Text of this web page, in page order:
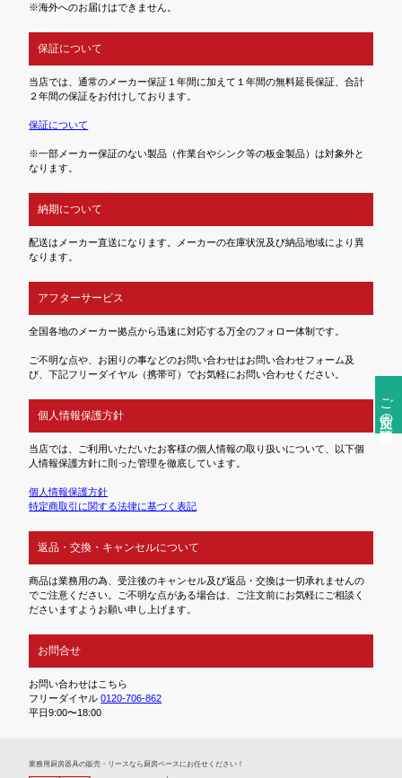
ご注文前の確認事項
※海外へのお届けはできません。
保証について
当店では、通常のメーカー保証１年間に加えて１年間の無料延長保証、合計
２年間の保証をお付けしております。
保証について
※一部メーカー保証のない製品（作業台やシンク等の板金製品）は対象外と
なります。
納期について
配送はメーカー直送になります。メーカーの在庫状況及び納品地域により異
なります。
アフターサービス
全国各地のメーカー拠点から迅速に対応する万全のフォロー体制です。
ご不明な点や、お困りの事などのお問い合わせはお問い合わせフォーム及
び、下記フリーダイヤル（携帯可）でお気軽にお問い合わせください。
個人情報保護方針
当店では、ご利用いただいたお客様の個人情報の取り扱いについて、以下個
人情報保護方針に則った管理を徹底しています。
個人情報保護方針
特定商取引に関する法律に基づく表記
返品・交換・キャンセルについて
商品は業務用の為、受注後のキャンセル及び返品・交換は一切承れませんの
でご注意ください。ご不明な点がある場合は、ご注文前にお気軽にご相談く
ださいますようお願い申し上げます。
お問合せ
お問い合わせはこちら
フリーダイヤル0120-706-862
平日9:00〜18:00
業務⽤厨房器具の販売・リースなら厨房ベースにお任せください！